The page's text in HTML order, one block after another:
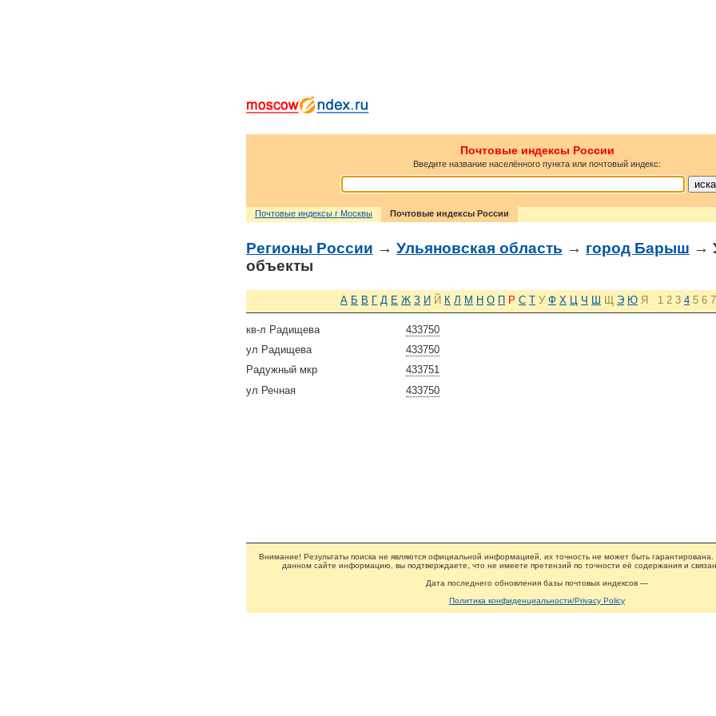
Почтовые индексы России
Введите название населённого пункта или почтовый индекс:
Почтовые индексы г Москвы Почтовые индексы России
Регионы России → Ульяновская область → город Барыш →
объекты
А Б В Г Д Е Ж З И Й К Л М Н О П Р С Т У Ф Х Ц Ч Ш Щ Э Ю Я 1 2 3 4 5 6 7
433750
кв-л Радищева
433750
ул Радищева
433751
Радужный мкр
433750
ул Речная
Внимание! Результаты поиска не являются официальной информацией, их точность не может быть гарантирована.
данном сайте информацию, вы подтверждаете, что не имеете претензий по точности её содержания и
Дата последнего обновления базы почтовых индексов —
Политика конфиденциальности/Privacy Policy